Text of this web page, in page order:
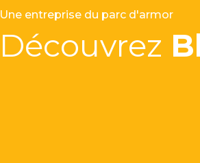
Une entreprise du parc d'armor
Découvrez